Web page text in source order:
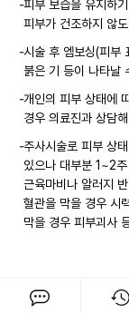
-피부 보습을 유지하
피부가 건조하지 않
-시술 후 엠보싱(피부
붉은 기 등이 나타날
-개인의 피부 상태에
경우 의료진과 상담
-주사시술로 피부 상
있으나 대부분 1~2
근육마비나 알러지
혈관을 막을 경우 시
막을 경우 피부괴사